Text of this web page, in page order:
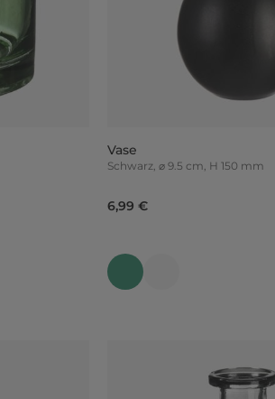
Vase
Schwarz, ⌀ 9.5 cm, H 150 mm
6,99 €